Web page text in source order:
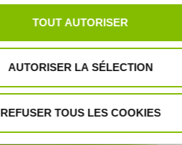
TOUT AUTORISER
AUTORISER LA SÉLECTION
REFUSER TOUS LES COOKIES